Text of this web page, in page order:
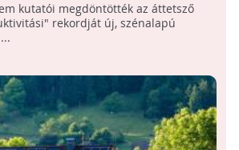
kutatói megdöntötték az áttetsző
rekordját új, szénalapú